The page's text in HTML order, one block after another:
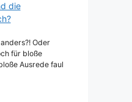
die
Oder
für bloße
Ausrede faul